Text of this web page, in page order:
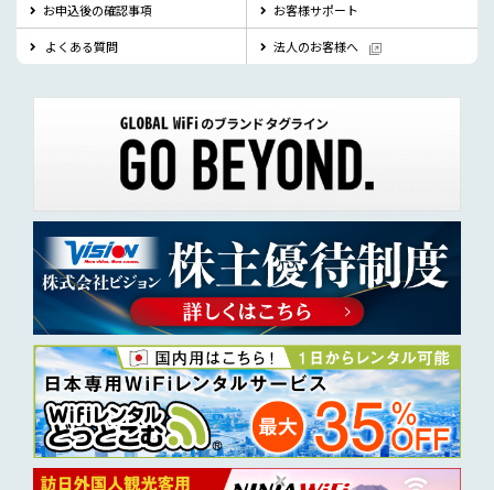
お申込後の確認事項 お客様サポート
よくある質問 法人のお客様へ